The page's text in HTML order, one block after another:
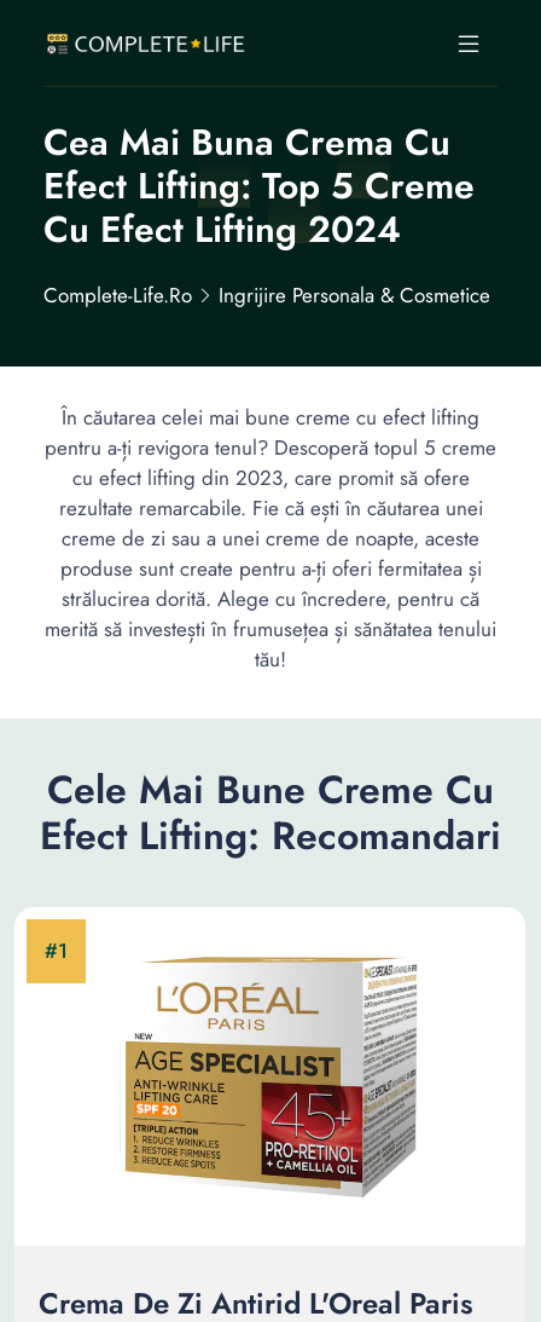
Cea Mai Buna Crema Cu
Efect Lifting: Top 5 Creme
Cu Efect Lifting 2024
Complete-Life.ro Ingrijire Personala & Cosmetice
În căutarea celei mai bune creme cu efect lifting
pentru a-ți revigora tenul? Descoperă topul 5 creme
cu efect lifting din 2023, care promit să ofere
rezultate remarcabile. Fie că ești în căutarea unei
creme de zi sau a unei creme de noapte, aceste
produse sunt create pentru a-ți oferi fermitatea și
strălucirea dorită. Alege cu încredere, pentru că
merită să investești în frumusețea și sănătatea tenului
tău!
Cele Mai Bune Creme Cu
Efect Lifting: Recomandari
Crema De Zi Antirid L'Oreal Paris